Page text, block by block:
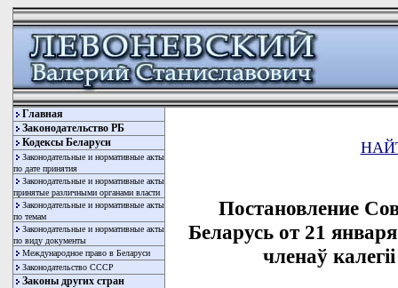
Главная
Законодательство РБ
Кодексы Беларуси
Законодательные и нормативные акты
по дате принятия
Законодательные и нормативные акты
принятые различными органами власти
Законодательные и нормативные акты
по темам
Законодательные и нормативные акты
по виду документы
Международное право в Беларуси
Законодательство СССР
Законы других стран
Постановление
Беларусь от 21
членаў